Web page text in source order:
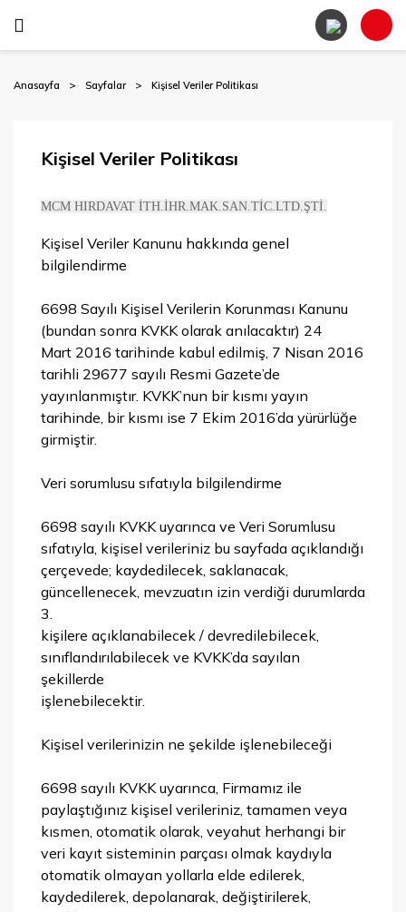
Anasayfa Sayfalar Kişisel Veriler Politikası
Kişisel Veriler Politikası
MCM HIRDAVAT İTH.İHR.MAK.SAN.TİC.LTD.ŞTİ.
Kişisel Veriler Kanunu hakkında genel
bilgilendirme
6698 Sayılı Kişisel Verilerin Korunması Kanunu
(bundan sonra KVKK olarak anılacaktır) 24
Mart 2016 tarihinde kabul edilmiş, 7 Nisan 2016
tarihli 29677 sayılı Resmi Gazete’de
yayınlanmıştır. KVKK’nun bir kısmı yayın
tarihinde, bir kısmı ise 7 Ekim 2016’da yürürlüğe
girmiştir.
Veri sorumlusu sıfatıyla bilgilendirme
6698 sayılı KVKK uyarınca ve Veri Sorumlusu
sıfatıyla, kişisel verileriniz bu sayfada açıklandığı
çerçevede; kaydedilecek, saklanacak,
güncellenecek, mevzuatın izin verdiği durumlarda
3.
kişilere açıklanabilecek / devredilebilecek,
sınıflandırılabilecek ve KVKK’da sayılan
şekillerde
işlenebilecektir.
Kişisel verilerinizin ne şekilde işlenebileceği
6698 sayılı KVKK uyarınca, Firmamız ile
paylaştığınız kişisel verileriniz, tamamen veya
kısmen, otomatik olarak, veyahut herhangi bir
veri kayıt sisteminin parçası olmak kaydıyla
otomatik olmayan yollarla elde edilerek,
kaydedilerek, depolanarak, değiştirilerek,